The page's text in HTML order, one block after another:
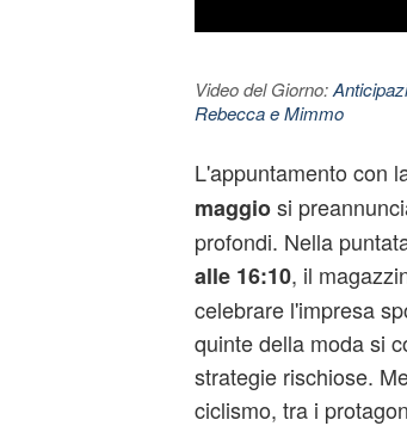
Video del Giorno:
Rebecca e Mimmo
L'appuntamento con
maggiosi
profondi. Nella
alle 16:10, il
celebrare l'impresa
quinte della moda si
strategie rischiose.
ciclismo, tra i